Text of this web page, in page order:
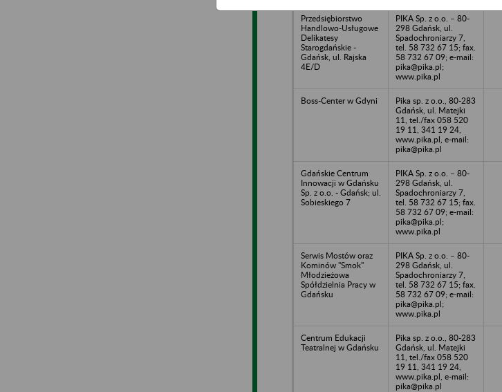
Przedsiębiorstwo
Handlowo-Usługowe
Delikatesy
Starogdańskie -
Gdańsk, ul. Rajska
4E/D
PIKA Sp. z o.o. – 80-
298 Gdańsk, ul.
Spadochroniarzy 7,
tel. 58 732 67 15; fax.
58 732 67 09; e-mail:
pika@pika.pl;
www.pika.pl
Boss-Center w Gdyni
Pika sp. z o.o., 80-283
Gdańsk, ul. Matejki
11, tel./fax 058 520
19 11, 341 19 24,
www.pika.pl, e-mail:
pika@pika.pl
Gdańskie Centrum
Innowacji w Gdańsku
Sp. z o.o. - Gdańsk; ul.
Sobieskiego 7
PIKA Sp. z o.o. – 80-
298 Gdańsk, ul.
Spadochroniarzy 7,
tel. 58 732 67 15; fax.
58 732 67 09; e-mail:
pika@pika.pl;
www.pika.pl
Serwis Mostów oraz
Kominów "Smok"
Młodzieżowa
Spółdzielnia Pracy w
Gdańsku
PIKA Sp. z o.o. – 80-
298 Gdańsk, ul.
Spadochroniarzy 7,
tel. 58 732 67 15; fax.
58 732 67 09; e-mail:
pika@pika.pl;
www.pika.pl
Centrum Edukacji
Teatralnej w Gdańsku
Pika sp. z o.o., 80-283
Gdańsk, ul. Matejki
11, tel./fax 058 520
19 11, 341 19 24,
www.pika.pl, e-mail:
pika@pika.pl